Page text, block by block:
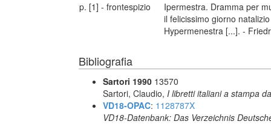
p. [1] - frontespizio
Ipermestra. Dramma per
il felicissimo giorno
Hypermenestra [...]. -
Bibliografia
Sartori 1990 13570
Sartori, Claudio, I libretti italiani a stampa
VD18-OPAC: 1128787X
VD18-Datenbank: Das Verzeichnis